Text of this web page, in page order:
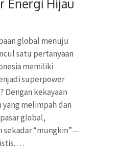
Energi Hijau
global menuju
satu pertanyaan
memiliki
superpower
Dengan kekayaan
melimpah dan
global,
sekadar “mungkin”—
…